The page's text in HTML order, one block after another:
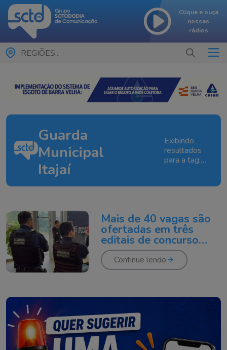
Clique e ouça
nossas
rádios
REGIÕES...
Guarda
Municipal
Itajaí
Exibindo
resultados
para a tag:
Itajaí
Mais de 40 vagas são
ofertadas em três
editais de concurso
público lançado em
ItajaíContinue lendo